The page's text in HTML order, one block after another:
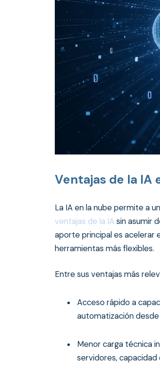
Ventajas de la IA
La IA en la nube permite a
ventajas de la IA sin asumir
aporte principal es acelerar
herramientas más flexibles.
Entre sus ventajas más
Acceso rápido a
automatización
Menor carga técnica
servidores,